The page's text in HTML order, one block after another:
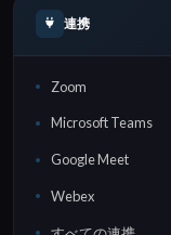
連携
Zoom
Microsoft Teams
Google Meet
Webex